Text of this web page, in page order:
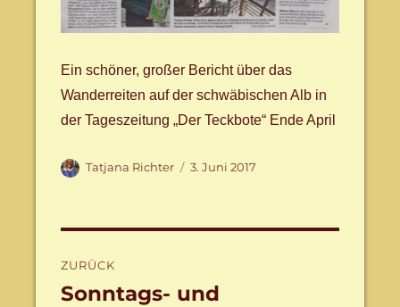
Ein schöner, großer Bericht über das
Wanderreiten auf der schwäbischen Alb in
der Tageszeitung „Der Teckbote“ Ende April
Autor
Tatjana Richter
Veröffentlicht
3. Juni 2017
ZURÜCK
Vorheriger
Sonntags- und